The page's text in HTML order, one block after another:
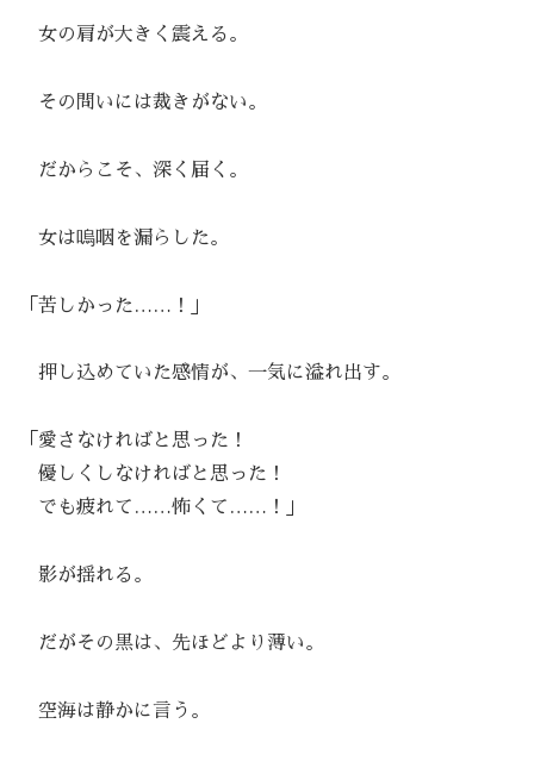
女の肩が大きく震える。
その問いには裁きがない。
だからこそ、深く届く。
女は嗚咽を漏らした。
「苦しかった……！」
押し込めていた感情が、一気に溢れ出す。
「愛さなければと思った！
優しくしなければと思った！
でも疲れて……怖くて……！」
影が揺れる。
だがその黒は、先ほどより薄い。
空海は静かに言う。